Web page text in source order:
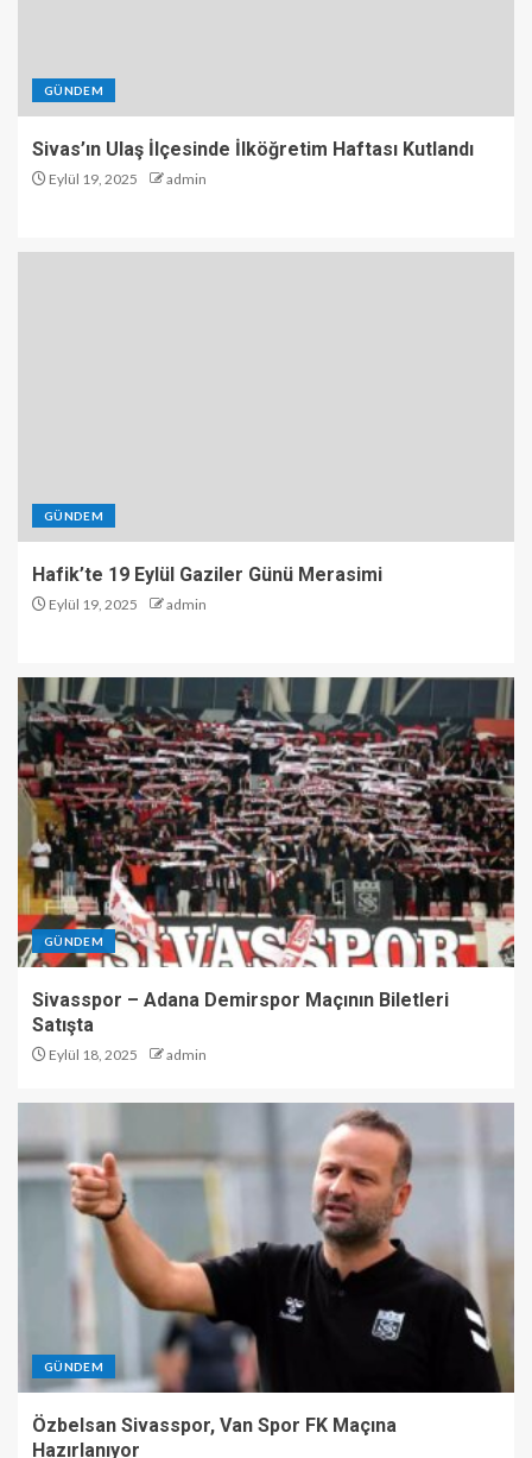
GÜNDEM
Sivas’ın Ulaş İlçesinde İlköğretim Haftası Kutlandı
Eylül 19, 2025 admin
GÜNDEM
Hafik’te 19 Eylül Gaziler Günü Merasimi
Eylül 19, 2025 admin
GÜNDEM
Sivasspor – Adana Demirspor Maçının Biletleri
Satışta
Eylül 18, 2025 admin
GÜNDEM
Özbelsan Sivasspor, Van Spor FK Maçına
Hazırlanıyor